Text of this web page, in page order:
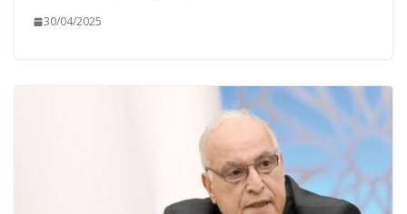
30/04/2025